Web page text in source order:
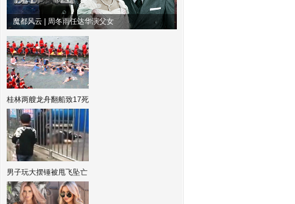
魔都风云 | 周冬雨任达华演父女
桂林两艘龙舟翻船致17死
男子玩大摆锤被甩飞坠亡